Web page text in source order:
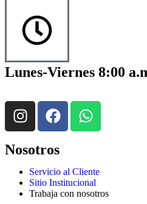
Lunes-Viernes 8:00
Nosotros
Servicio al Cliente
Sitio Institucional
Trabaja con nosotros